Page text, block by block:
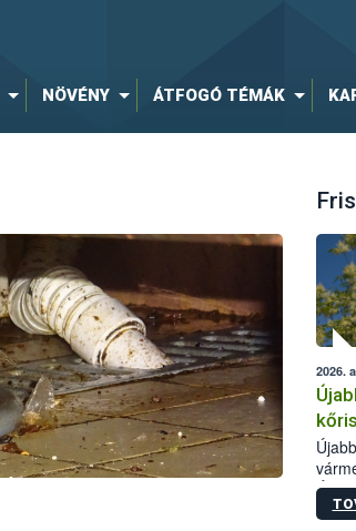
NÖVÉNY ÁTFOGÓ TÉMÁK
2026.